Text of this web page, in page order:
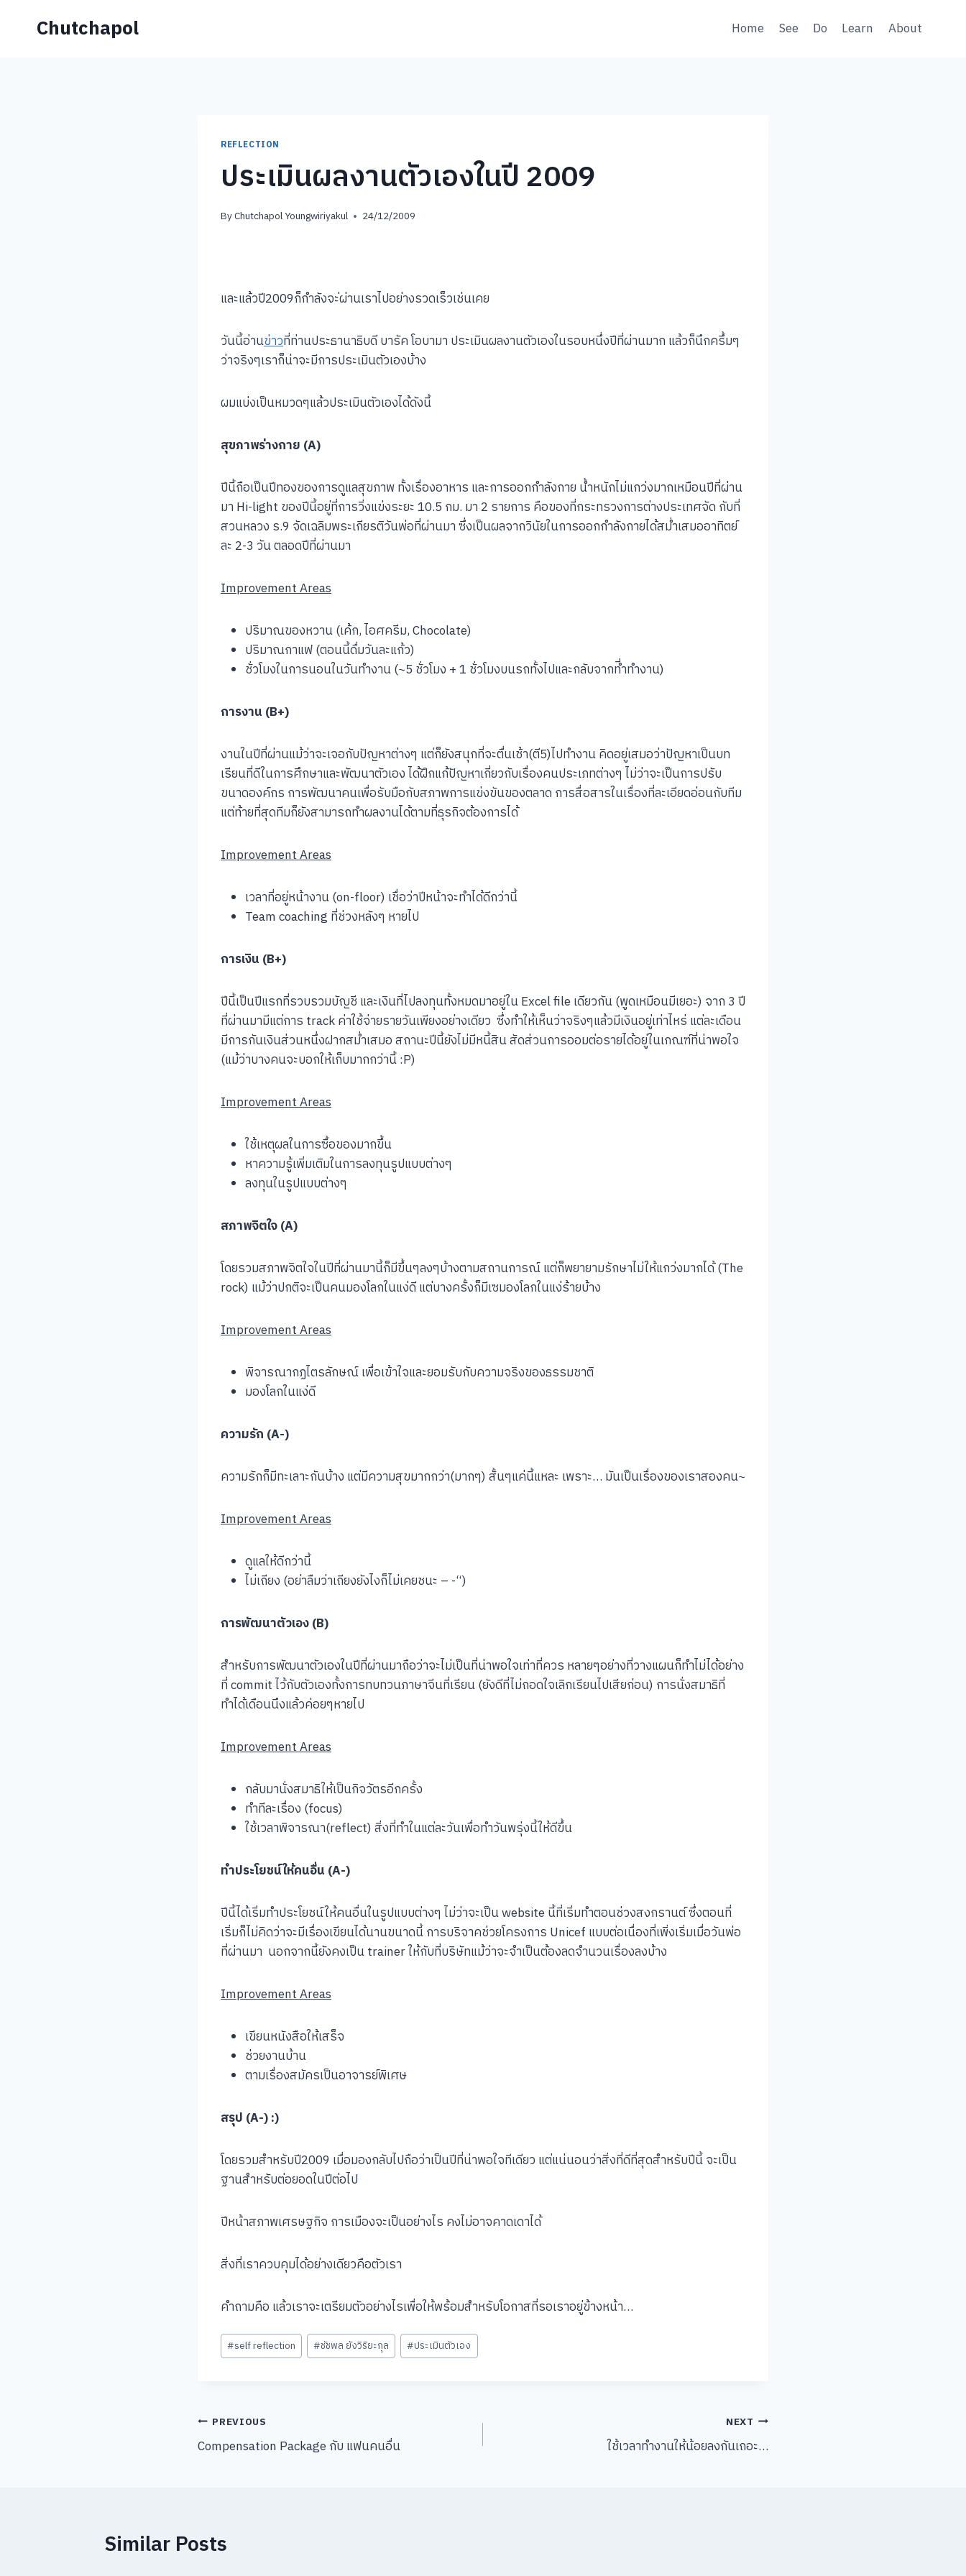
Chutchapol Home See Do Learn About
REFLECTION
ประเมินผลงานตัวเองในปี 2009
ByChutchapol Youngwiriyakul 24/12/2009
และแล้วปี2009ก็กำลังจะ่ผ่านเราไปอย่างรวดเร็วเช่นเคย
วันนี้อ่านข่าวที่ท่านประธานาธิบดี บารัค โอบามา ประเมินผลงานตัวเองในรอบหนึ่งปีที่ผ่านมาก แล้วก็นึกครึ้มๆ
ว่าจริงๆเราก็น่าจะมีการประเมินตัวเองบ้าง
ผมแบ่งเป็นหมวดๆแล้วประเมินตัวเองได้ดังนี้
สุขภาพร่างกาย (A)
ปีนี้ถือเป็นปีทองของการดูแลสุขภาพ ทั้งเรื่องอาหาร และการออกกำลังกาย น้ำหนักไม่แกว่งมากเหมือนปีที่ผ่าน
มา Hi-light ของปีนี้อยู่ที่การวิ่งแข่งระยะ 10.5 กม. มา 2 รายการ คือของที่กระทรวงการต่างประเทศจัด กับที่
สวนหลวง ร.9 จัดเฉลิมพระเกียรติวันพ่อที่ผ่านมา ซึ่งเป็นผลจากวินัยในการออกกำลังกายได้สม่ำเสมออาทิตย์
ละ 2-3 วัน ตลอดปีที่ผ่านมา
Improvement Areas
ปริมาณของหวาน (เค้ก, ไอศครีม, Chocolate)
ปริมาณกาแฟ (ตอนนี้ดื่มวันละแก้ว)
ชั่วโมงในการนอนในวันทำงาน (~5 ชั่วโมง + 1 ชั่วโมงบนรถทั้งไปและกลับจากที่ำทำงาน)
การงาน (B+)
งานในปีที่ผ่านแม้ว่าจะเจอกับปัญหาต่างๆ แต่ก็ยังสนุกที่จะตื่นเช้า(ตี5)ไปทำงาน คิดอยู่เสมอว่าปัญหาเป็นบท
เรียนที่ดีในการศึกษาและพัฒนาตัวเอง ได้ฝึกแก้ปัญหาเกี่ยวกับเรื่องคนประเภทต่างๆ ไม่ว่าจะเป็นการปรับ
ขนาดองค์กร การพัฒนาคนเพื่อรับมือกับสภาพการแข่งขันของตลาด การสื่อสารในเรื่องที่ละเอียดอ่อนกับทีม
แต่ท้ายที่สุดทีมก็ยังสามารถทำผลงานได้ตามที่ธุรกิจต้องการได้
Improvement Areas
เวลาที่อยู่หน้างาน (on-floor) เชื่อว่าปีหน้าจะทำได้ดีกว่านี้
Team coaching ที่ช่วงหลังๆ หายไป
การเงิน (B+)
ปีนี้เป็นปีแรกที่รวบรวมบัญชี และเงินที่ไปลงทุนทั้งหมดมาอยู่ใน Excel file เดียวกัน (พูดเหมือนมีเยอะ) จาก 3 ปี
ที่ผ่านมามีแต่การ track ค่าใช้จ่ายรายวันเพียงอย่างเดียว ซึ่งทำให้เห็นว่าจริงๆแล้วมีเงินอยู่เท่าไหร่ แต่ละเดือน
มีการกันเงินส่วนหนึ่งฝากสม่ำเสมอ สถานะปีนี้ยังไม่มีหนี้สิน สัดส่วนการออมต่อรายได้อยู่ในเกณฑ์ที่น่าพอใจ
(แม้ว่าบางคนจะบอกให้เก็บมากกว่านี้ :P)
Improvement Areas
ใช้เหตุผลในการซื้อของมากขึ้น
หาความรู้เพิ่มเติมในการลงทุนรูปแบบต่างๆ
ลงทุนในรูปแบบต่างๆ
สภาพจิตใจ (A)
โดยรวมสภาพจิตใจในปีที่ผ่านมานี้ก็มีขึ้นๆลงๆบ้างตามสถานการณ์ แต่ก็พยายามรักษาไม่ให้แกว่งมากได้ (The
rock) แม้ว่าปกติจะเป็นคนมองโลกในแง่ดี แต่บางครั้งก็มีเซมองโลกในแง่ร้ายบ้าง
Improvement Areas
พิจารณากฏไตรลักษณ์ เพื่อเข้าใจและยอมรับกับความจริงของธรรมชาติ
มองโลกในแง่ดี
ความรัก (A-)
ความรักก็มีทะเลาะกันบ้าง แต่มีความสุขมากกว่า(มากๆ) สั้นๆแค่นี้แหละ เพราะ… มันเป็นเรื่องของเราสองคน~
Improvement Areas
ดูแลให้ดีกว่านี้
ไม่เถียง (อย่าลืมว่าเถียงยังไงก็ไม่เคยชนะ – -“)
การพัฒนาตัวเอง (B)
สำหรับการพัฒนาตัวเองในปีที่ผ่านมาถือว่าจะไม่เป็นที่น่าพอใจเท่าที่ควร หลายๆอย่างที่วางแผนก็ทำไม่ได้อย่าง
ที่ commit ไว้กับตัวเองทั้งการทบทวนภาษาจีนที่เรียน (ยังดีที่ไม่ถอดใจเลิกเรียนไปเสียก่อน) การนั่งสมาธิที่
ทำได้เดือนนึงแล้วค่อยๆหายไป
Improvement Areas
กลับมานั่งสมาธิให้เป็นกิจวัตรอีกครั้ง
ทำทีละเรื่อง (focus)
ใช้เวลาพิจารณา(reflect) สิ่งที่ทำในแต่ละวันเพื่อทำวันพรุ่งนี้ให้ดีขึ้น
ทำประโยชน์ให้คนอื่น (A-)
ปีนี้ได้เริ่มทำประโยชน์ให้คนอื่นในรูปแบบต่างๆ ไม่ว่าจะเป็น website นี้ที่เริ่มทำตอนช่วงสงกรานต์ ซึ่งตอนที่
เริ่มก็ไม่คิดว่าจะมีเรื่องเขียนได้นานขนาดนี้ การบริจาคช่วยโครงการ Unicef แบบต่อเนื่องที่เพิ่งเริ่มเมื่อวันพ่อ
ที่ผ่านมา นอกจากนี้ยังคงเป็น trainer ให้กับที่บริษัทแม้ว่าจะจำเป็นต้องลดจำนวนเรื่องลงบ้าง
Improvement Areas
เขียนหนังสือให้เสร็จ
ช่วยงานบ้าน
ตามเรื่องสมัครเป็นอาจารย์พิเศษ
สรุป (A-) :)
โดยรวมสำหรับปี2009 เมื่อมองกลับไปถือว่าเป็นปีที่น่าพอใจทีเดียว แต่แน่นอนว่าสิ่งที่ดีที่สุดสำหรับปีนี้ จะเป็น
ฐานสำหรับต่อยอดในปีต่อไป
ปีหน้าสภาพเศรษฐกิจ การเมืองจะเป็นอย่างไร คงไม่อาจคาดเดาได้
สิ่งที่เราควบคุมได้อย่างเดียวคือตัวเรา
คำถามคือ แล้วเราจะเตรียมตัวอย่างไรเพื่อให้พร้อมสำหรับโอกาสที่รอเราอยู่ข้างหน้า…
Post
Tags:
#self reflection #ชัชพล ยังวิริยะกุล #ประเมินตัวเอง
Post
navigation
PREVIOUS
Compensation Package กับ แฟนคนอื่น
NEXT
ใช้เวลาทำงานให้น้อยลงกันเถอะ…
Similar Posts